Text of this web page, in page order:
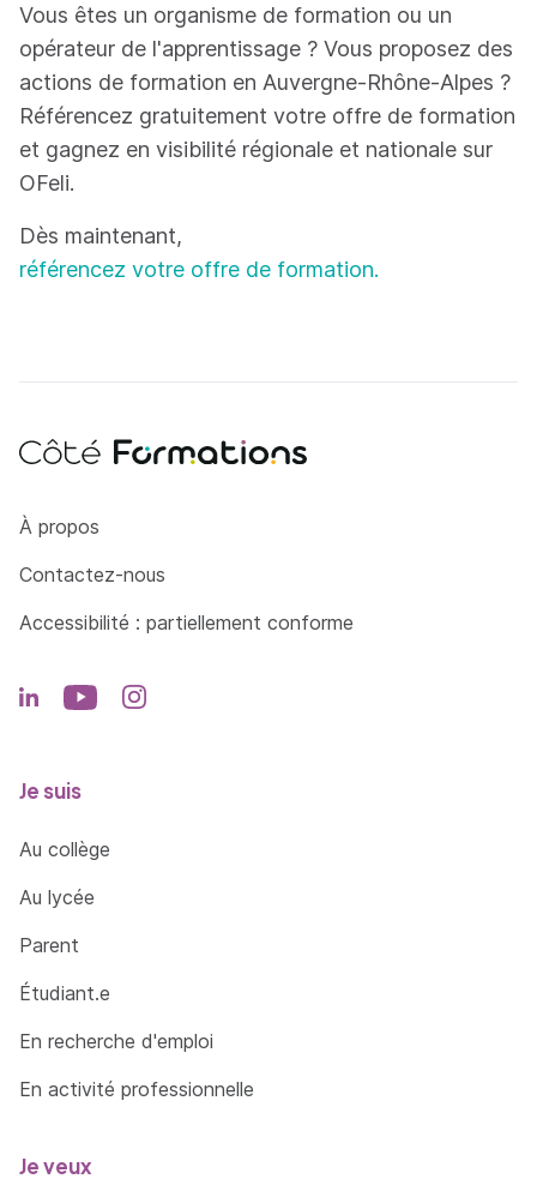
Vous êtes un organisme de formation ou un
opérateur de l'apprentissage ? Vous proposez des
actions de formation en Auvergne-Rhône-Alpes ?
Référencez gratuitement votre offre de formation
et gagnez en visibilité régionale et nationale sur
OFeli.
Dès maintenant,
référencez votre offre de formation.
Côté Formations
À propos
Contactez-nous
Accessibilité : partiellement conforme
Je suis
Au collège
Au lycée
Parent
Étudiant.e
En recherche d'emploi
En activité professionnelle
Je veux